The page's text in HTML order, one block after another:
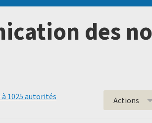
des
1025 autorités Actions